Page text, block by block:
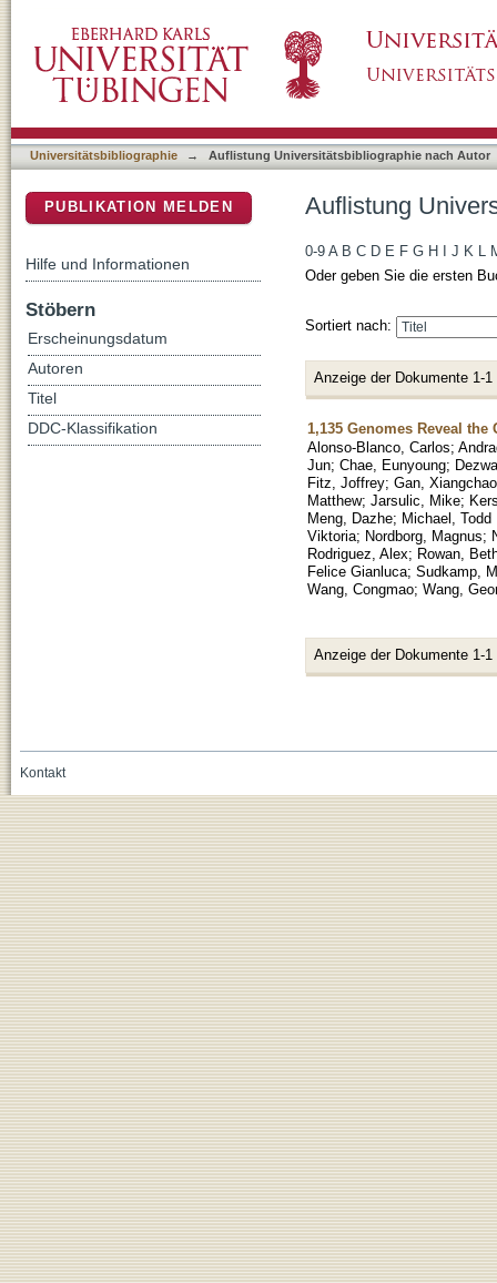
Universitätsbibliographie → Auflistung Universitätsbibliographie nach Autor
Auflistung
0-9 A B C D E F G H J K L
Oder geben Sie die ersten
Sortiert nach:
Anzeige der Dokumente 1-1
1,135 Genomes Reveal
Alonso-Blanco, Carlos;
Jun; Chae, Eunyoung;
Fitz, Joffrey; Gan, Xiangchao
Matthew; Jarsulic, Mike;
Meng, Dazhe; Michael, Todd
Viktoria; Nordborg, Magnus;
Rodriguez, Alex; Rowan,
Felice Gianluca; Sudkamp,
Wang, Congmao; Wang,
Anzeige der Dokumente 1-1
PUBLIKATION MELDEN
Hilfe und Informationen
Stöbern
Erscheinungsdatum
Autoren
Titel
DDC-Klassifikation
Kontakt